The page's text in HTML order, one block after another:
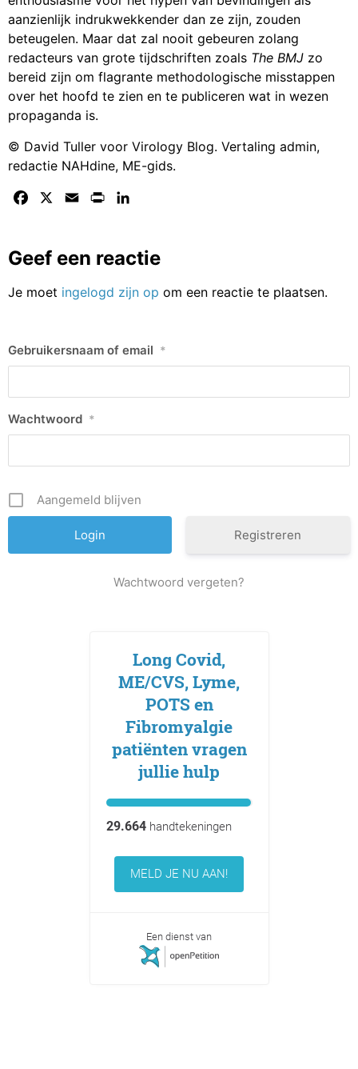
aanzienlijk indrukwekkender dan ze zijn, zouden
beteugelen. Maar dat zal nooit gebeuren zolang
redacteurs van grote tijdschriften zoals The BMJ zo
bereid zijn om flagrante methodologische misstappen
over het hoofd te zien en te publiceren wat in wezen
propaganda is.
© David Tuller voor Virology Blog. Vertaling admin,
redactie NAHdine, ME-gids.
Facebook Email Print
Geef een reactie
Je moet ingelogd zijn op om een reactie te plaatsen.
Gebruikersnaam of email *
Wachtwoord *
Aangemeld blijven
Registreren
Wachtwoord vergeten?
Long Covid,
ME/CVS, Lyme,
POTS en
Fibromyalgie
patiënten vragen
jullie hulp
29.664handtekeningen
MELD JE NU AAN!
Een dienst van